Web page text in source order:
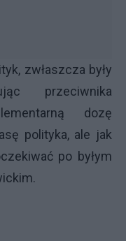
zwłaszcza były
przeciwnika
dozę
polityka, ale jak
po byłym